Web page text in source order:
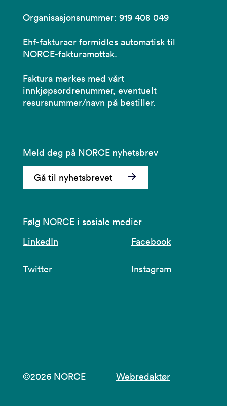
Organisasjonsnummer: 919 408 049
Ehf-fakturaer formidles automatisk til
NORCE-fakturamottak.
Faktura merkes med vårt
innkjøpsordrenummer, eventuelt
resursnummer/navn på bestiller.
Meld deg på NORCE nyhetsbrev
Gå til nyhetsbrevet
Følg NORCE i sosiale medier
LinkedIn
Facebook
Twitter Instagram
©2026 NORCE Webredaktør